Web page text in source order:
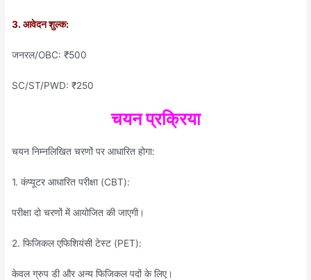
3. आवेदन शुल्क:
जनरल/OBC: ₹500
SC/ST/PWD: ₹250
चयन प्रक्रिया
चयन निम्नलिखित चरणों पर आधारित होगा:
1. कंप्यूटर आधारित परीक्षा (CBT):
परीक्षा दो चरणों में आयोजित की जाएगी।
2. फिजिकल एफिशियंसी टेस्ट (PET):
केवल ग्रुप डी और अन्य फिजिकल पदों के लिए।